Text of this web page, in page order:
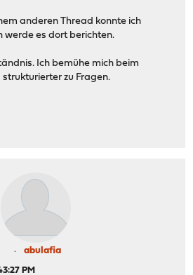
anderen Thread konnte ich
werde es dort berichten.
Ich bemühe mich beim
zu Fragen.
abulafia
PM